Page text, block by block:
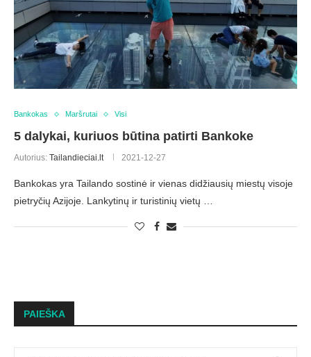
Bankokas Maršrutai Visi
5 dalykai, kuriuos būtina patirti Bankoke
Autorius: Tailandieciai.lt 2021-12-27
Bankokas yra Tailando sostinė ir vienas didžiausių miestų visoje
pietryčių Azijoje. Lankytinų ir turistinių vietų …
PAIEŠKA